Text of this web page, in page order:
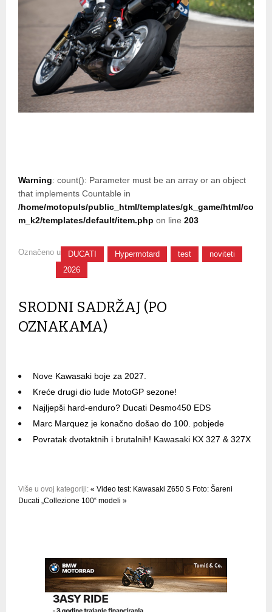
Warning: count(): Parameter must be an array or an object
that implements Countable in
/home/motopuls/public_html/templates/gk_game/html/co
m_k2/templates/default/item.php on line 203
Označeno u DUCATI Hypermotard test
noviteti
2026
SRODNI SADRŽAJ (PO
OZNAKAMA)
Nove Kawasaki boje za 2027.
Kreće drugi dio lude MotoGP sezone!
Najljepši hard-enduro? Ducati Desmo450 EDS
Marc Marquez je konačno došao do 100. pobjede
Povratak dvotaktnih i brutalnih! Kawasaki KX 327 & 327X
Više u ovoj kategoriji: « Video test: Kawasaki Z650 S Foto: Šareni
Ducati „Collezione 100“ modeli »